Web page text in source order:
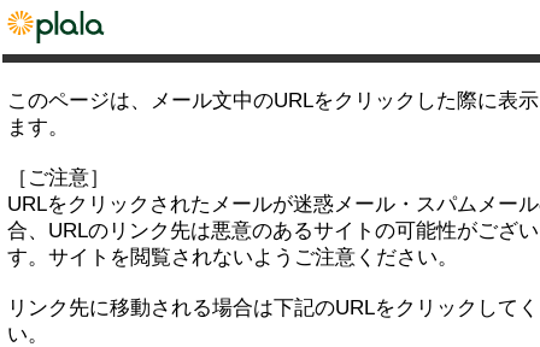
このページは、メール文中のURLをクリックした際に表
ます。
［ご注意］
URLをクリックされたメールが迷惑メール・スパムメー
合、URLのリンク先は悪意のあるサイトの可能性がござ
す。サイトを閲覧されないようご注意ください。
リンク先に移動される場合は下記のURLをクリックして
い。